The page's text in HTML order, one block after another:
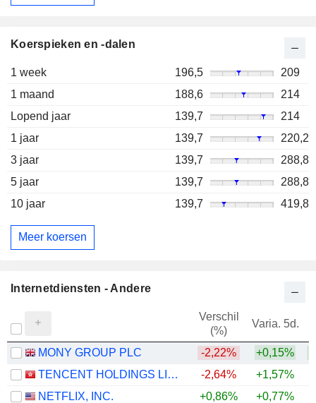
Koerspieken en -dalen
1 week 196,5
209
1 maand
188,6
214
Lopend jaar
139,7
214
1 jaar
139,7
220,2
3 jaar
139,7
288,8
5 jaar
139,7
288,8
10 jaar
139,7 419,8
Meer koersen
Internetdiensten - Andere
Verschil
(%)
Varia. 5d.
MONY GROUP PLC -2,22% +0,15%
TENCENT HOLDINGS LIMITED
-2,64% +1,57%
NETFLIX, INC.
+0,86% +0,77%